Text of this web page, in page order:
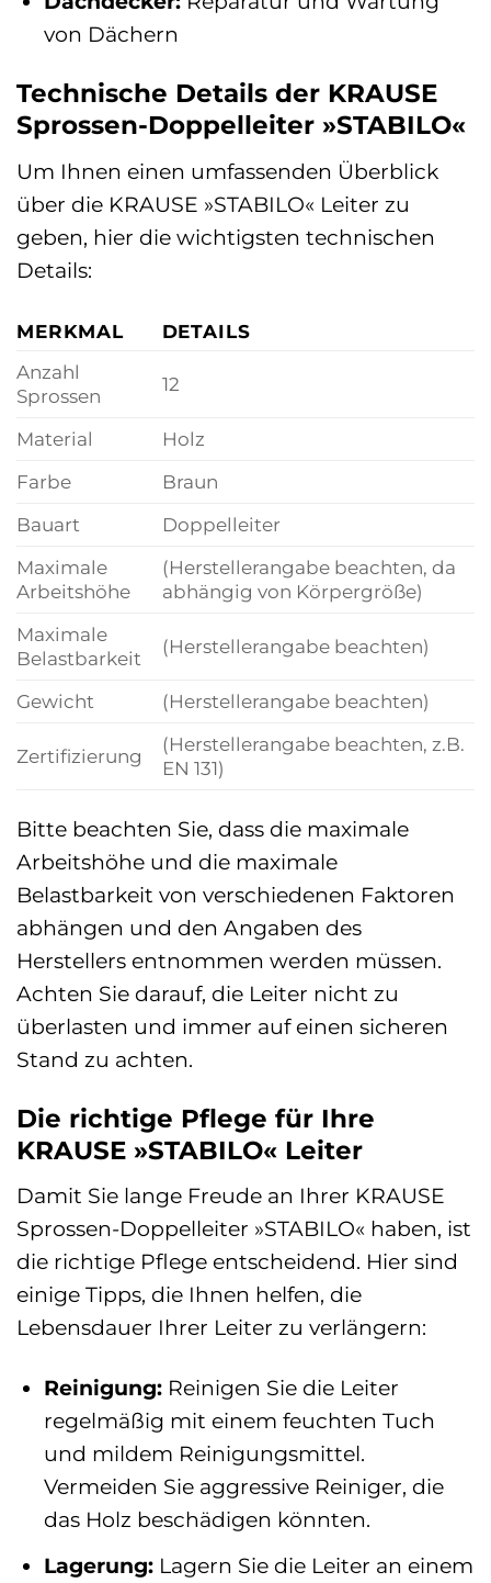
von Dächern
Technische Details der KRAUSE
Sprossen-Doppelleiter »STABILO«
Um Ihnen einen umfassenden Überblick
über die KRAUSE »STABILO« Leiter zu
geben, hier die wichtigsten technischen
Details:
MERKMAL
DETAILS
Anzahl
Sprossen
12
Material
Holz
Farbe
Braun
Bauart
Doppelleiter
Maximale
Arbeitshöhe
(Herstellerangabe beachten, da
abhängig von Körpergröße)
Maximale
Belastbarkeit
(Herstellerangabe beachten)
Gewicht (Herstellerangabe beachten)
Zertifizierung
(Herstellerangabe beachten, z.B.
EN 131)
Bitte beachten Sie, dass die maximale
Arbeitshöhe und die maximale
Belastbarkeit von verschiedenen Faktoren
abhängen und den Angaben des
Herstellers entnommen werden müssen.
Achten Sie darauf, die Leiter nicht zu
überlasten und immer auf einen sicheren
Stand zu achten.
Die richtige Pflege für Ihre
KRAUSE »STABILO« Leiter
Damit Sie lange Freude an Ihrer KRAUSE
Sprossen-Doppelleiter »STABILO« haben, ist
die richtige Pflege entscheidend. Hier sind
einige Tipps, die Ihnen helfen, die
Lebensdauer Ihrer Leiter zu verlängern:
Reinigung:Reinigen Sie die Leiter
regelmäßig mit einem feuchten Tuch
und mildem Reinigungsmittel.
Vermeiden Sie aggressive Reiniger, die
das Holz beschädigen könnten.
Lagerung:Lagern Sie die Leiter an einem